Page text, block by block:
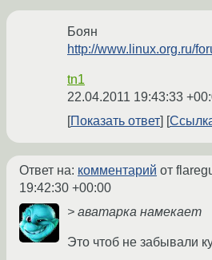
Боян
http://www.linux.org.ru/
tn1
22.04.2011 19:43:33
Показать ответ
Ответ на: комментарий от
19:42:30 +00:00
> аватарка намекает
Это чтоб не забывали